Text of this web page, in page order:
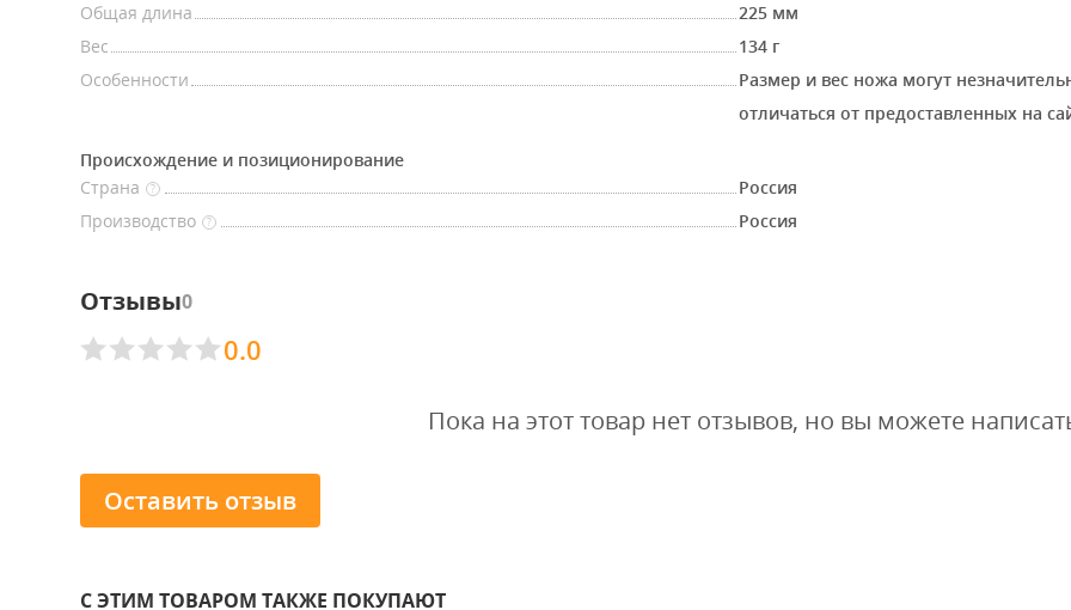
Общая длина
225 мм
Вес
134 г
Особенности
Размер и вес ножа могут
отличаться от предоставленных на
Происхождение и позиционирование
Страна
?
Россия
Производство
? Россия
Отзывы0
0.0
Пока на этот товар нет отзывов, но вы можете
Оставить отзыв
С ЭТИМ ТОВАРОМ ТАКЖЕ ПОКУПАЮТ